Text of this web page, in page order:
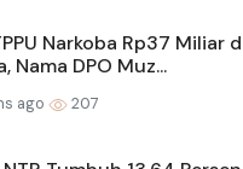
Narkoba Rp37 Miliar
Nama DPO Muz...
ago 207